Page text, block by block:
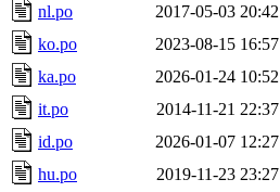
nl.po
2017-05-03 20:42
ko.po
2023-08-15 16:57
ka.po
2026-01-24 10:52
it.po
2014-11-21 22:37
id.po
2026-01-07 12:27
hu.po
2019-11-23 23:27